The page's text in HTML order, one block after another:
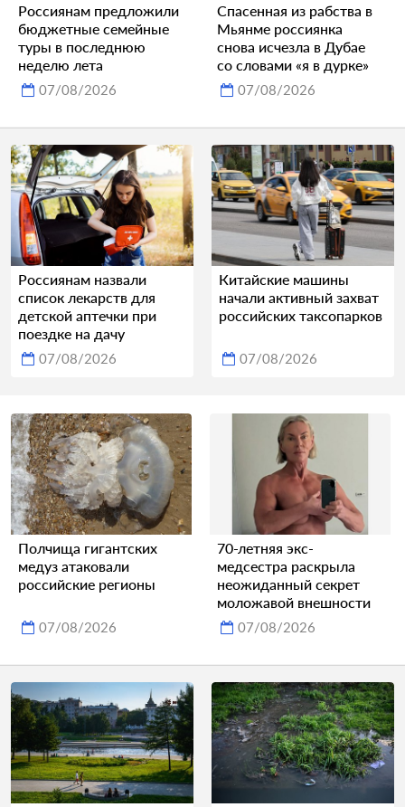
Россиянам предложили
бюджетные семейные
туры в последнюю
неделю лета
07/08/2026
Спасенная из рабства в
Мьянме россиянка
снова исчезла в Дубае
со словами «я в дурке»
07/08/2026
Россиянам назвали
список лекарств для
детской аптечки при
поездке на дачу
07/08/2026
Китайские машины
начали активный захват
российских таксопарков
07/08/2026
Полчища гигантских
медуз атаковали
российские регионы
07/08/2026
70-летняя экс-
медсестра раскрыла
неожиданный секрет
моложавой внешности
07/08/2026